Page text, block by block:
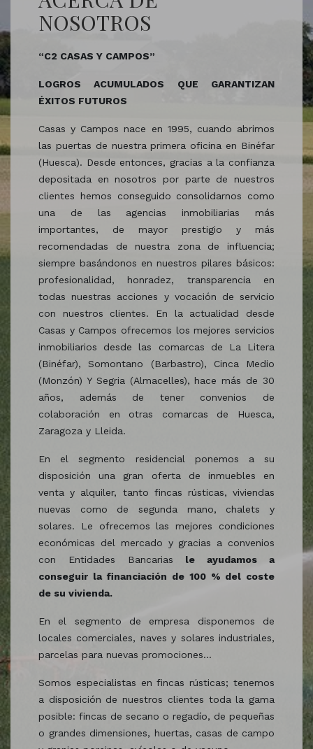
NOSOTROS
“C2 CASAS Y CAMPOS”
LOGROS ACUMULADOS QUE GARANTIZAN
ÉXITOS FUTUROS
Casas y Campos nace en 1995, cuando abrimos
las puertas de nuestra primera oficina en Binéfar
(Huesca). Desde entonces, gracias a la confianza
depositada en nosotros por parte de nuestros
clientes hemos conseguido consolidarnos como
una de las agencias inmobiliarias más
importantes, de mayor prestigio y más
recomendadas de nuestra zona de influencia;
siempre basándonos en nuestros pilares básicos:
profesionalidad, honradez, transparencia en
todas nuestras acciones y vocación de servicio
con nuestros clientes. En la actualidad desde
Casas y Campos ofrecemos los mejores servicios
inmobiliarios desde las comarcas de La Litera
(Binéfar), Somontano (Barbastro), Cinca Medio
(Monzón) Y Segria (Almacelles), hace más de 30
años, además de tener convenios de
colaboración en otras comarcas de Huesca,
Zaragoza y Lleida.
En el segmento residencial ponemos a su
disposición una gran oferta de inmuebles en
venta y alquiler, tanto fincas rústicas, viviendas
nuevas como de segunda mano, chalets y
solares. Le ofrecemos las mejores condiciones
económicas del mercado y gracias a convenios
con Entidades Bancarias le ayudamos a
conseguir la financiación de 100 % del coste
de su vivienda.
En el segmento de empresa disponemos de
locales comerciales, naves y solares industriales,
parcelas para nuevas promociones...
Somos especialistas en fincas rústicas; tenemos
a disposición de nuestros clientes toda la gama
posible: fincas de secano o regadío, de pequeñas
o grandes dimensiones, huertas, casas de campo